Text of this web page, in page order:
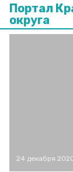
Портал
округа
24 декабря